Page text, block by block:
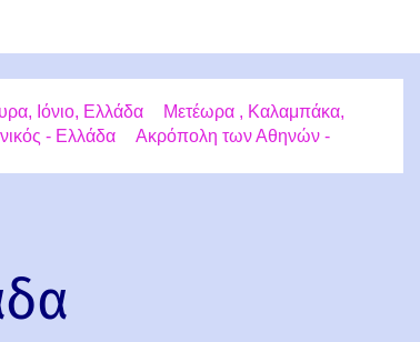
Ιόνιο, Ελλάδα
Μετέωρα , Καλαμπάκα,
- Ελλάδα
Ακρόπολη των Αθηνών -